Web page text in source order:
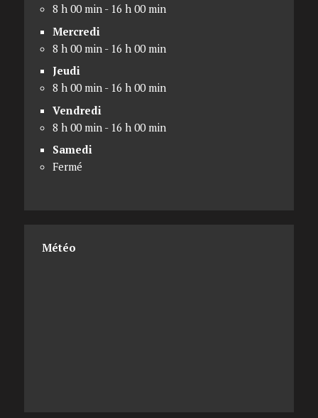
8 h 00 min - 16 h 00 min
Mercredi
8 h 00 min - 16 h 00 min
Jeudi
8 h 00 min - 16 h 00 min
Vendredi
8 h 00 min - 16 h 00 min
Samedi
Fermé
Météo